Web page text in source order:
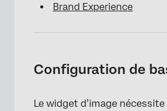
Brand Experience
Configuration de
Le widget d’image